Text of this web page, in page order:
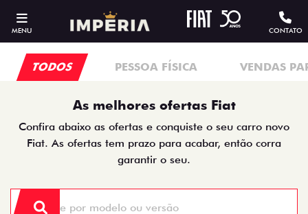
MENU CONTATO
TODOS PESSOA FÍSICA VENDAS
As melhores ofertas Fiat
Confira abaixo as ofertas e conquiste o seu carro novo
Fiat. As ofertas tem prazo para acabar, então corra
garantir o seu.